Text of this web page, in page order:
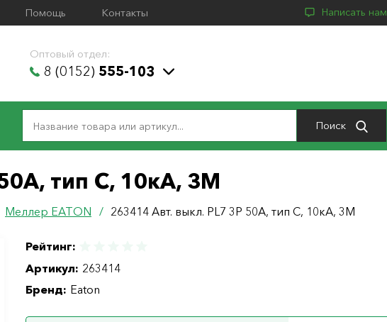
Помощь Контакты Написать нам
Оптовый отдел:
8 (0152) 555-103
Поиск
тип С, 10кА, 3М
Меллер ЕАТОN / 263414 Авт. выкл. PL7 3P 50A, тип С, 10кА, 3М
Рейтинг:
Артикул: 263414
Бренд: Eaton